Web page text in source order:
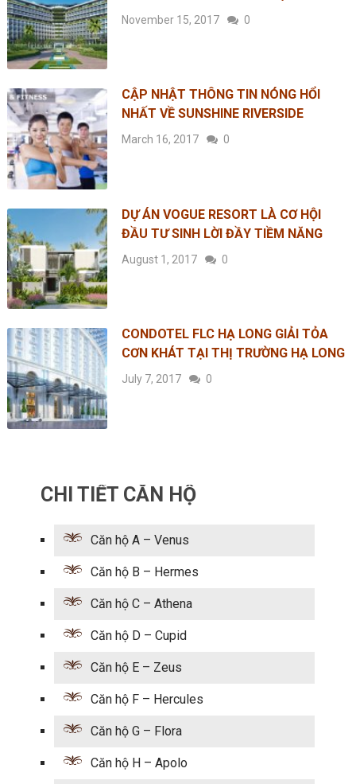
November 15, 2017 0
CẬP NHẬT THÔNG TIN NÓNG HỔI
NHẤT VỀ SUNSHINE RIVERSIDE
March 16, 2017 0
DỰ ÁN VOGUE RESORT LÀ CƠ HỘI
ĐẦU TƯ SINH LỜI ĐẦY TIỀM NĂNG
August 1, 2017 0
CONDOTEL FLC HẠ LONG GIẢI TỎA
CƠN KHÁT TẠI THỊ TRƯỜNG HẠ LONG
July 7, 2017 0
CHI TIẾT CĂN HỘ
Căn hộ A – Venus
Căn hộ B – Hermes
Căn hộ C – Athena
Căn hộ D – Cupid
Căn hộ E – Zeus
Căn hộ F – Hercules
Căn hộ G – Flora
Căn hộ H – Apolo